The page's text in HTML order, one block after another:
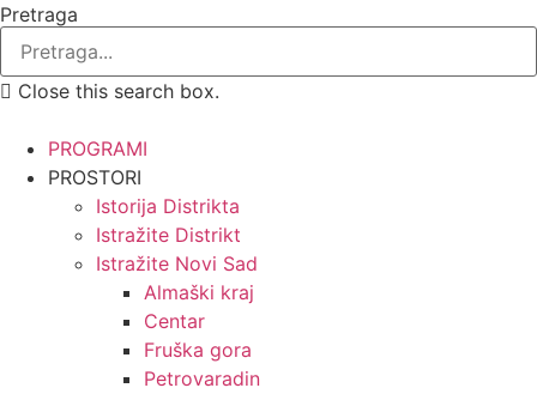
Pretraga
Close this search box.
PROGRAMI
PROSTORI
Istorija Distrikta
Istražite Distrikt
Istražite Novi Sad
Almaški kraj
Centar
Fruška gora
Petrovaradin